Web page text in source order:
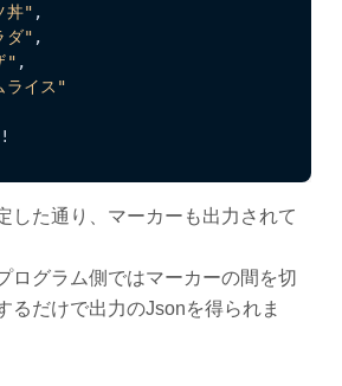
丼"
ダ"
"
ライス"
した通り、マーカーも出力されて
ログラム側ではマーカーの間を切
るだけで出力のJsonを得られま